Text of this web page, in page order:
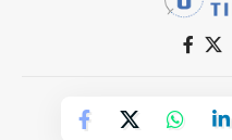
Powered by